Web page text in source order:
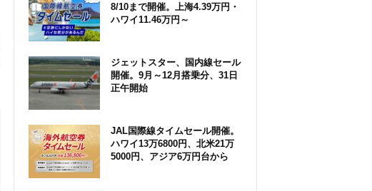
8/10まで開催。上海4.39万円・
ハワイ11.46万円～
ジェットスター、国内線セール
開催。9月～12月搭乗分、31日
正午開始
JAL国際線タイムセール開催。
ハワイ13万6800円、北米21万
5000円、アジア6万円台から